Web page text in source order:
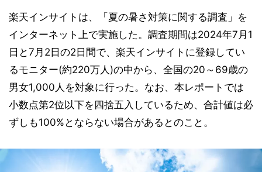
楽天インサイトは、「夏の暑さ対策に関する調査」を
インターネット上で実施した。調査期間は2024年7月1
日と7月2日の2日間で、楽天インサイトに登録してい
るモニター(約220万人)の中から、全国の20～69歳の
男女1,000人を対象に行った。なお、本レポートでは
小数点第2位以下を四捨五入しているため、合計値は必
ずしも100%とならない場合があるとのこと。